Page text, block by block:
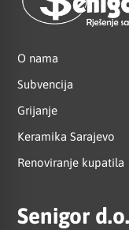
O nama
Subvencija
Grijanje
Keramika Sarajevo
Renoviranje kupatila
Senigor